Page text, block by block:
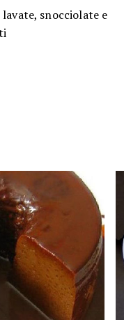
snocciolate e